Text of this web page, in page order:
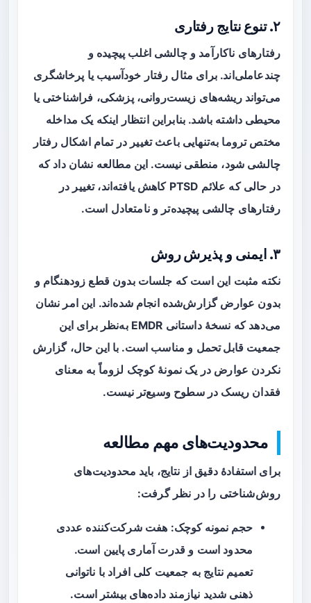
۲. تنوع نتایج رفتاری
رفتارهای ناکارآمد و چالشی اغلب پیچیده و
چندعاملی‌اند. برای مثال رفتار خودآسیب یا پرخاشگری
می‌تواند ریشه‌های زیست‌روانی، پزشکی، فراشناختی یا
محیطی داشته باشد. بنابراین انتظار اینکه یک مداخله
مختص تروما به‌تنهایی باعث تغییر در تمام اشکال رفتار
چالشی شود، منطقی نیست. این مطالعه نشان داد که
در حالی که علائم PTSD کاهش یافته‌اند، تغییر در
رفتارهای چالشی پیچیده‌تر و نامتعادل است.
۳. ایمنی و پذیرش روش
نکته مثبت این است که جلسات بدون قطع زودهنگام و
بدون عوارض گزارش‌شده انجام شده‌اند. این امر نشان
می‌دهد که نسخهٔ داستانی EMDR به‌نظر برای این
جمعیت قابل تحمل و مناسب است. با این حال، گزارش
نکردن عوارض در یک نمونهٔ کوچک لزوماً به معنای
فقدان ریسک در سطوح وسیع‌تر نیست.
محدودیت‌های مهم مطالعه
برای استفادهٔ دقیق از نتایج، باید محدودیت‌های
روش‌شناختی را در نظر گرفت:
حجم نمونه کوچک: هفت شرکت‌کننده عددی
محدود است و قدرت آماری پایین است.
تعمیم نتایج به جمعیت کلی افراد با ناتوانی
ذهنی شدید نیازمند داده‌های بیشتر است.